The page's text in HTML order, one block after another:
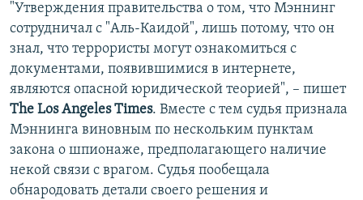
"Утверждения правительства о том, что Мэннинг
сотрудничал с "Аль-Каидой", лишь потому, что он
знал, что террористы могут ознакомиться с
документами, появившимися в интернете,
являются опасной юридической теорией", – пишет
The Los Angeles Times. Вместе с тем судья признала
Мэннинга виновным по нескольким пунктам
закона о шпионаже, предполагающего наличие
некой связи с врагом. Судья пообещала
обнародовать детали своего решения и